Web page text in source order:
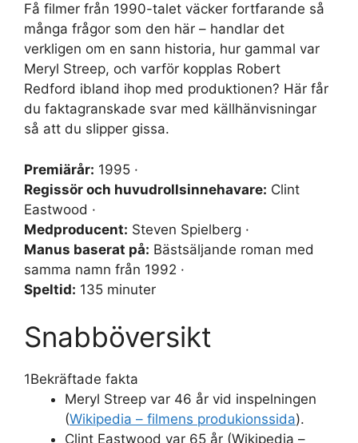
Få filmer från 1990-talet väcker fortfarande så
många frågor som den här – handlar det
verkligen om en sann historia, hur gammal var
Meryl Streep, och varför kopplas Robert
Redford ibland ihop med produktionen? Här får
du faktagranskade svar med källhänvisningar
så att du slipper gissa.
Premiärår: 1995 ·
Regissör och huvudrollsinnehavare: Clint
Eastwood ·
Medproducent: Steven Spielberg ·
Manus baserat på: Bästsäljande roman med
samma namn från 1992 ·
Speltid: 135 minuter
Snabböversikt
1Bekräftade fakta
Meryl Streep var 46 år vid inspelningen
(Wikipedia – filmens produkionssida).
Clint Eastwood var 65 år (Wikipedia –